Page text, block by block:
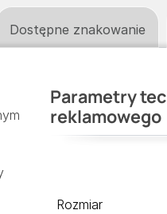
Parametry
reklamowego
Rozmiar
Dostępne znakowanie